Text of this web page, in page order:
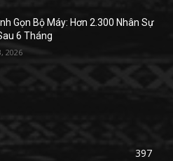
Gọn Bộ Máy: Hơn 2.300 Nhân Sự
6 Tháng
2026
397